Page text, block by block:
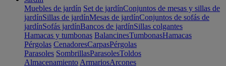
Muebles de jardín Set de jardínConjuntos de mesas y sillas de
jardínSillas de jardínMesas de jardínConjuntos de sofás de
jardínSofás jardínBancos de jardínSillas colgantes
Hamacas y tumbonas BalancinesTumbonasHamacas
Pérgolas CenadoresCarpasPérgolas
Parasoles SombrillasParasolesToldos
Almacenamiento ArmariosArcones